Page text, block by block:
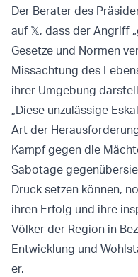
Der Berater des
auf 𝕏, dass der Angriff
Gesetze und Normen
Missachtung des
ihrer Umgebung
„Diese unzulässige
Art der
Kampf gegen die
Sabotage
Druck setzen können,
ihren Erfolg und ihre
Völker der Region in
Entwicklung und
er.